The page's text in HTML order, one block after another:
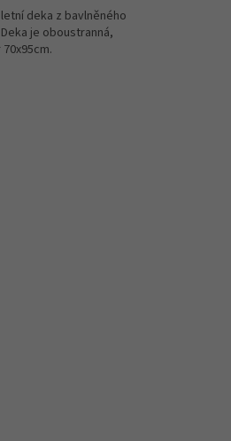
deka z bavlněného
je oboustranná,